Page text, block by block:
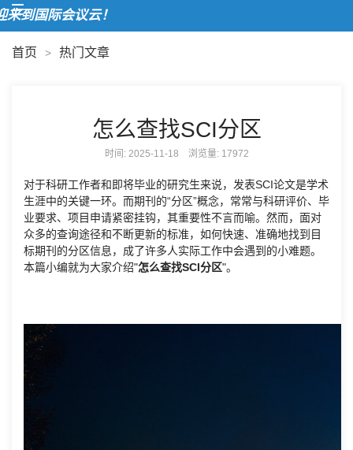
到国际会议云！
首页 > 热门文章
怎么查找SCI分区
时间: 2025-11-18 浏览量: 17972
对于科研工作者和即将毕业的研究生来说，发表SCI论文是学术
生涯中的关键一环。而期刊的“分区”概念，常常与科研评价、毕
业要求、项目申请紧密挂钩，其重要性不言而喻。然而，面对
众多的查询途径和不断更新的标准，如何快速、准确地找到目
标期刊的分区信息，成了许多人实际工作中会遇到的小难题。
本篇小编就为大家介绍"怎么查找SCI分区"。